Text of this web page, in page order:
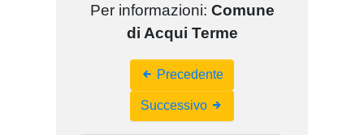
Per informazioni: Comune
di Acqui Terme
Navigation
Precedente
Successivo